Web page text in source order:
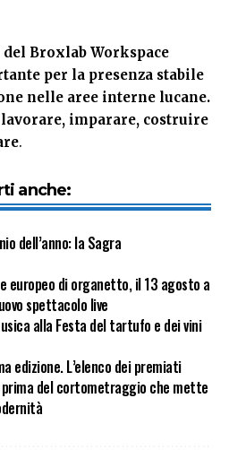
del Broxlab Workspace
per la presenza stabile
nelle aree interne lucane.
imparare, costruire
.
anche:
dell’anno: la Sagra
europeo di organetto, il 13 agosto a
spettacolo live
alla Festa del tartufo e dei vini
edizione. L’elenco dei premiati
prima del cortometraggio che mette